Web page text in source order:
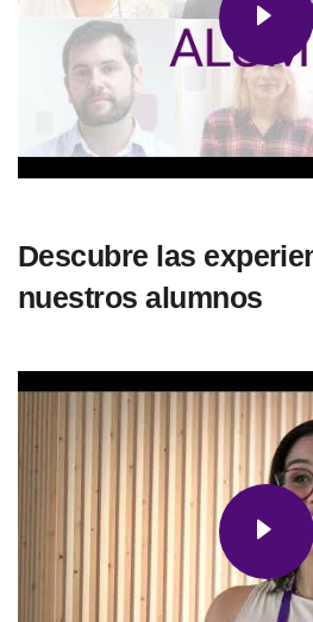
Descubre las
nuestros alumnos